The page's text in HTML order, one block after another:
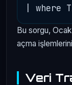
Bu sorgu,
açma
Veri